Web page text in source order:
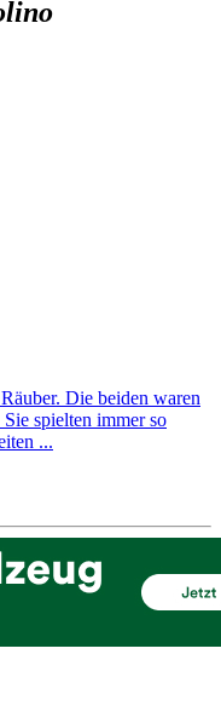
Die beiden waren
spielten immer so
...